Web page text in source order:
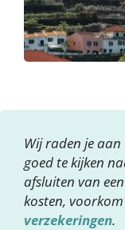
Wij raden je
goed te kijken
afsluiten van
kosten,
verzekeringen.